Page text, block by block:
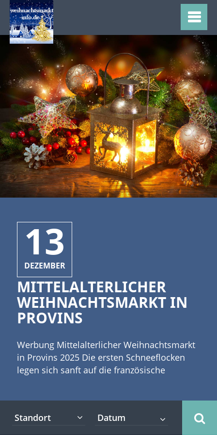
13
DEZEMBER
MITTELALTERLICHER
WEIHNACHTSMARKT IN
PROVINS
Werbung Mittelalterlicher Weihnachtsmarkt
in Provins 2025 Die ersten Schneeflocken
legen sich sanft auf die französische
würziger Räucherkerzen liegt in der kalten
Standort